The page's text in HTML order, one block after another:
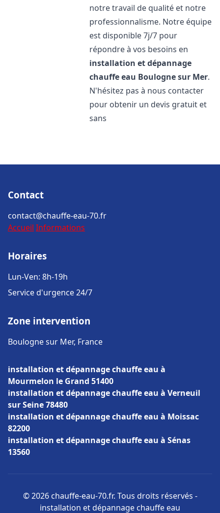
notre travail de qualité et notre
professionnalisme. Notre équipe
est disponible 7j/7 pour
répondre à vos besoins en
installation et dépannage
chauffe eau Boulogne sur Mer.
N'hésitez pas à nous contacter
pour obtenir un devis gratuit et
sans
Contact
contact@chauffe-eau-70.fr
Accueil Informations
Horaires
Lun-Ven: 8h-19h
Service d'urgence 24/7
Zone intervention
Boulogne sur Mer, France
installation et dépannage chauffe eau à
Mourmelon le Grand 51400
installation et dépannage chauffe eau à Verneuil
sur Seine 78480
installation et dépannage chauffe eau à Moissac
82200
installation et dépannage chauffe eau à Sénas
13560
© 2026 chauffe-eau-70.fr. Tous droits réservés -
installation et dépannage chauffe eau